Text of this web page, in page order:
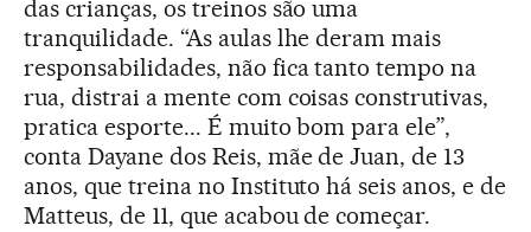
das crianças, os treinos são uma
tranquilidade. “As aulas lhe deram mais
responsabilidades, não fica tanto tempo na
rua, distrai a mente com coisas construtivas,
pratica esporte... É muito bom para ele”,
conta Dayane dos Reis, mãe de Juan, de 13
anos, que treina no Instituto há seis anos, e de
Matteus, de 11, que acabou de começar.